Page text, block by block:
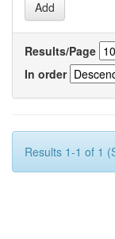
Results/Page
In order
Results 1-1 of 1